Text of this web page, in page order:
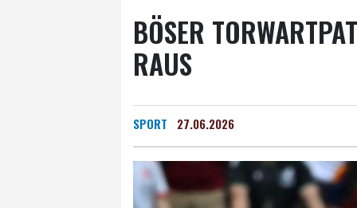
BÖSER
RAUS
SPORT 27.06.2026